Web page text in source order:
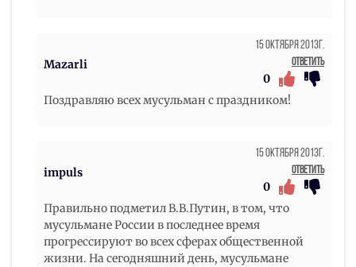
Mazarli
15 Октября 2013г.
Ответить
0
Поздравляю всех мусульман с праздником!
impuls
15 Октября 2013г.
Ответить
0
Правильно подметил В.В.Путин, в том, что
мусульмане России в последнее время
прогрессируют во всех сферах общественной
жизни. На сегодняшний день, мусульмане